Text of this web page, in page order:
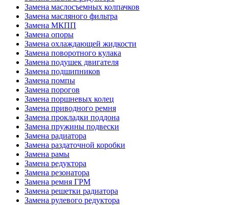
Замена маслосъемных колпачков
Замена масляного фильтра
Замена МКПП
Замена опоры
Замена охлаждающей жидкости
Замена поворотного кулака
Замена подушек двигателя
Замена подшипников
Замена помпы
Замена порогов
Замена поршневых колец
Замена приводного ремня
Замена прокладки поддона
Замена пружины подвески
Замена радиатора
Замена раздаточной коробки
Замена рамы
Замена редуктора
Замена резонатора
Замена ремня ГРМ
Замена решетки радиатора
Замена рулевого редуктора